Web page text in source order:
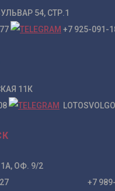
54, СТР.1
+7 925-091-
11К
ОФ. 9/2
15-27 +7 989-